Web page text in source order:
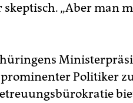
„Aber man
Politiker